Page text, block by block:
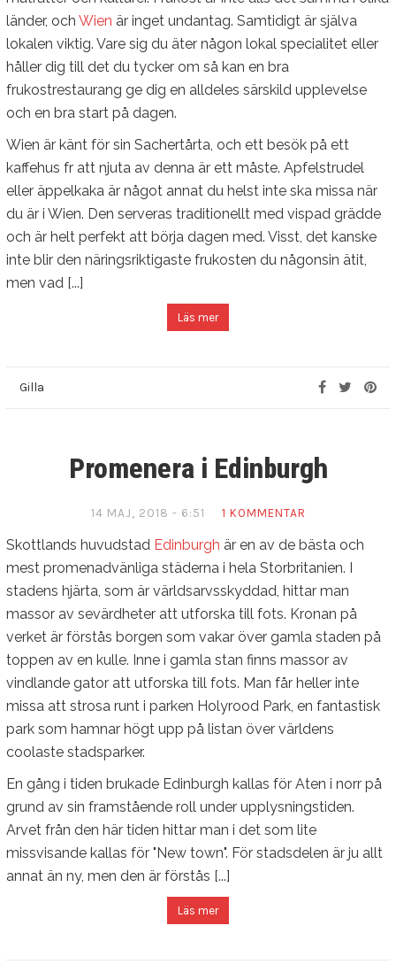
länder, och Wien är inget undantag. Samtidigt är själva
lokalen viktig. Vare sig du äter någon lokal specialitet eller
håller dig till det du tycker om så kan en bra
frukostrestaurang ge dig en alldeles särskild upplevelse
och en bra start på dagen.
Wien är känt för sin Sachertårta, och ett besök på ett
kaffehus fr att njuta av denna är ett måste. Apfelstrudel
eller äppelkaka är något annat du helst inte ska missa när
du är i Wien. Den serveras traditionellt med vispad grädde
och är helt perfekt att börja dagen med. Visst, det kanske
inte blir den näringsriktigaste frukosten du någonsin ätit,
men vad [...]
Läs mer
Gilla
Promenera i Edinburgh
14 MAJ, 2018 - 6:51 1 KOMMENTAR
Skottlands huvudstad Edinburgh är en av de bästa och
mest promenadvänliga städerna i hela Storbritanien. I
stadens hjärta, som är världsarvsskyddad, hittar man
massor av sevärdheter att utforska till fots. Kronan på
verket är förstås borgen som vakar över gamla staden på
toppen av en kulle. Inne i gamla stan finns massor av
vindlande gator att utforska till fots. Man får heller inte
missa att strosa runt i parken Holyrood Park, en fantastisk
park som hamnar högt upp på listan över världens
coolaste stadsparker.
En gång i tiden brukade Edinburgh kallas för Aten i norr på
grund av sin framstående roll under upplysningstiden.
Arvet från den här tiden hittar man i det som lite
missvisande kallas för "New town". För stadsdelen är ju allt
annat än ny, men den är förstås [...]
Läs mer